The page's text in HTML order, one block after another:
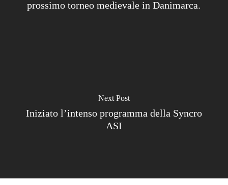
prossimo torneo medievale in Danimarca.
Next Post
Iniziato l’intenso programma della Syncro
ASI